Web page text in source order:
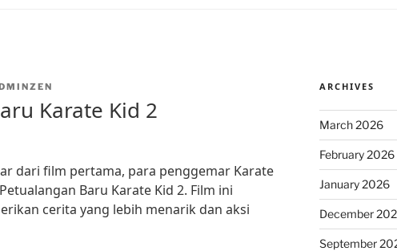
Karate Kid 2
dari film pertama, para penggemar Karate
Baru Karate Kid 2. Film ini
cerita yang lebih menarik dan aksi
ARCHIVES
March 2026
February 2026
January 2026
December
September